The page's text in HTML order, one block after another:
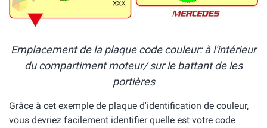
Emplacement de la plaque code couleur: à l'intérieur
du compartiment moteur/ sur le battant de les
portières
Grâce à cet exemple de plaque d'identification de couleur,
vous devriez facilement identifier quelle est votre code